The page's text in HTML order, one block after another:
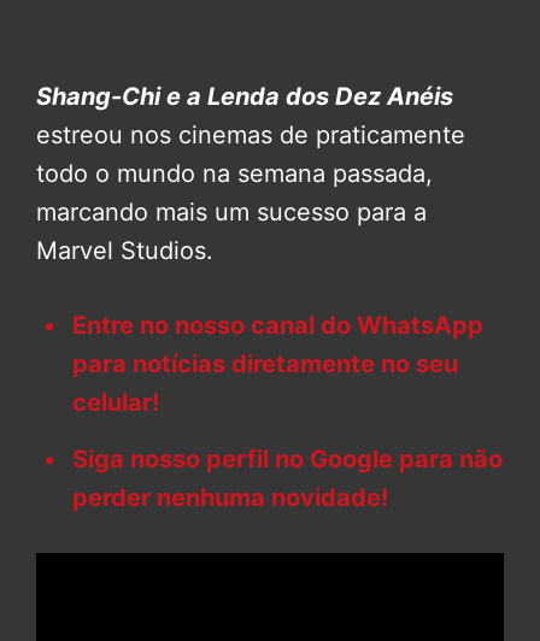
Shang-Chi e a Lenda dos Dez Anéis
estreou nos cinemas de praticamente
todo o mundo na semana passada,
marcando mais um sucesso para a
Marvel Studios.
Entre no nosso canal do WhatsApp
para notícias diretamente no seu
celular!
Siga nosso perfil no Google para não
perder nenhuma novidade!